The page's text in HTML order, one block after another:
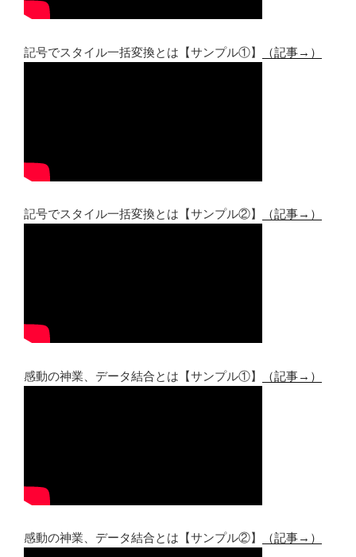
記号でスタイル一括変換とは【サンプル①】 （記事→）
記号でスタイル一括変換とは【サンプル②】 （記事→）
感動の神業、データ結合とは【サンプル①】 （記事→）
感動の神業、データ結合とは【サンプル②】 （記事→）